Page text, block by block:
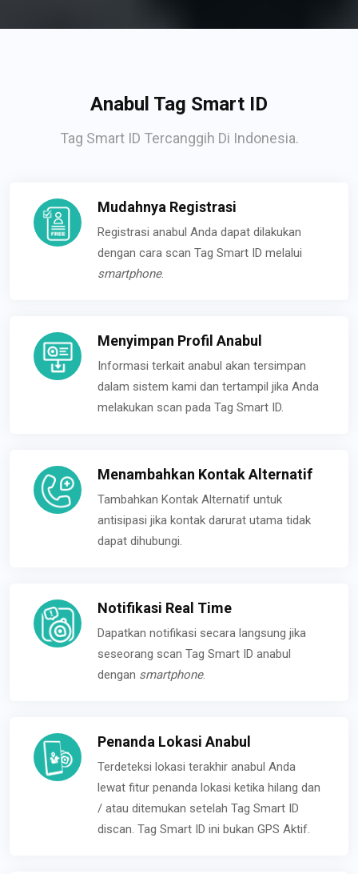
Anabul Tag Smart ID
Tag Smart ID Tercanggih Di Indonesia.
Mudahnya Registrasi
Registrasi anabul Anda dapat dilakukan
dengan cara scan Tag Smart ID melalui
smartphone.
Menyimpan Profil Anabul
Informasi terkait anabul akan tersimpan
dalam sistem kami dan tertampil jika Anda
melakukan scan pada Tag Smart ID.
Menambahkan Kontak Alternatif
Tambahkan Kontak Alternatif untuk
antisipasi jika kontak darurat utama tidak
dapat dihubungi.
Notifikasi Real Time
Dapatkan notifikasi secara langsung jika
seseorang scan Tag Smart ID anabul
dengan smartphone.
Penanda Lokasi Anabul
Terdeteksi lokasi terakhir anabul Anda
lewat fitur penanda lokasi ketika hilang dan
/ atau ditemukan setelah Tag Smart ID
discan. Tag Smart ID ini bukan GPS Aktif.